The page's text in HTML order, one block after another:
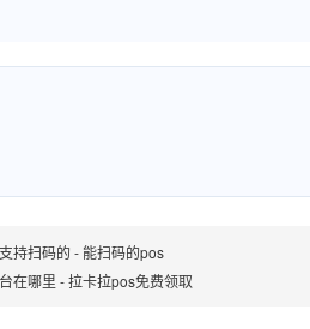
持扫码的 - 能扫码的pos
在哪里 - 拉卡拉pos免费领取